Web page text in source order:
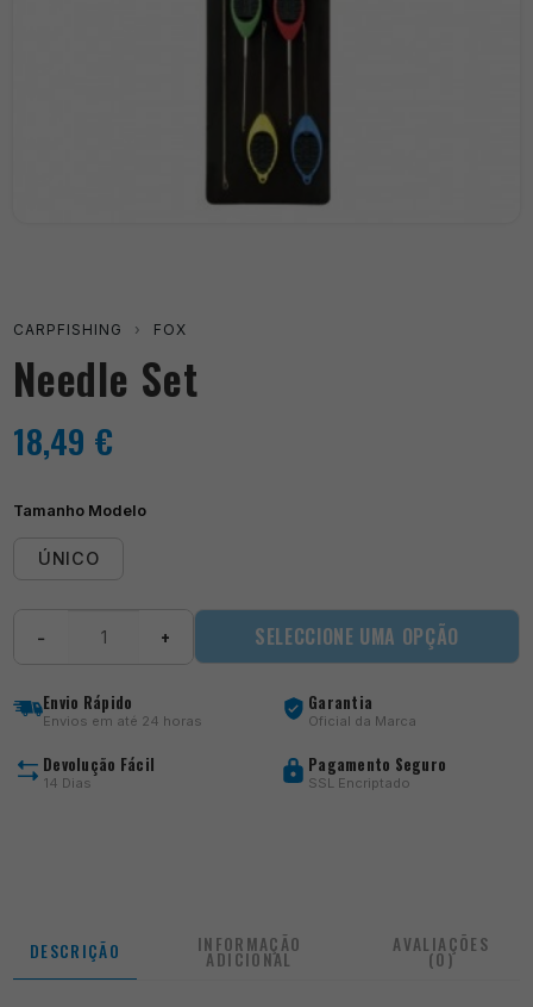
CARPFISHING › FOX
Needle Set
18,49 €
Tamanho Modelo
ÚNICO
− + SELECCIONE UMA OPÇÃO
Envio Rápido
Envios em até 24 horas
Garantia
Oficial da Marca
Devolução Fácil
14 Dias
Pagamento Seguro
SSL Encriptado
DESCRIÇÃO INFORMAÇÃO
ADICIONAL
AVALIAÇÕES
(0)